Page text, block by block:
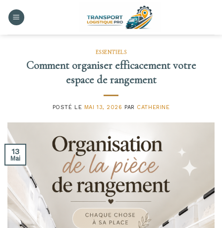
ESSENTIELS
Comment organiser efficacement votre
espace de rangement
POSTÉ LE MAI 13, 2026 PAR CATHERINE
13
Mai